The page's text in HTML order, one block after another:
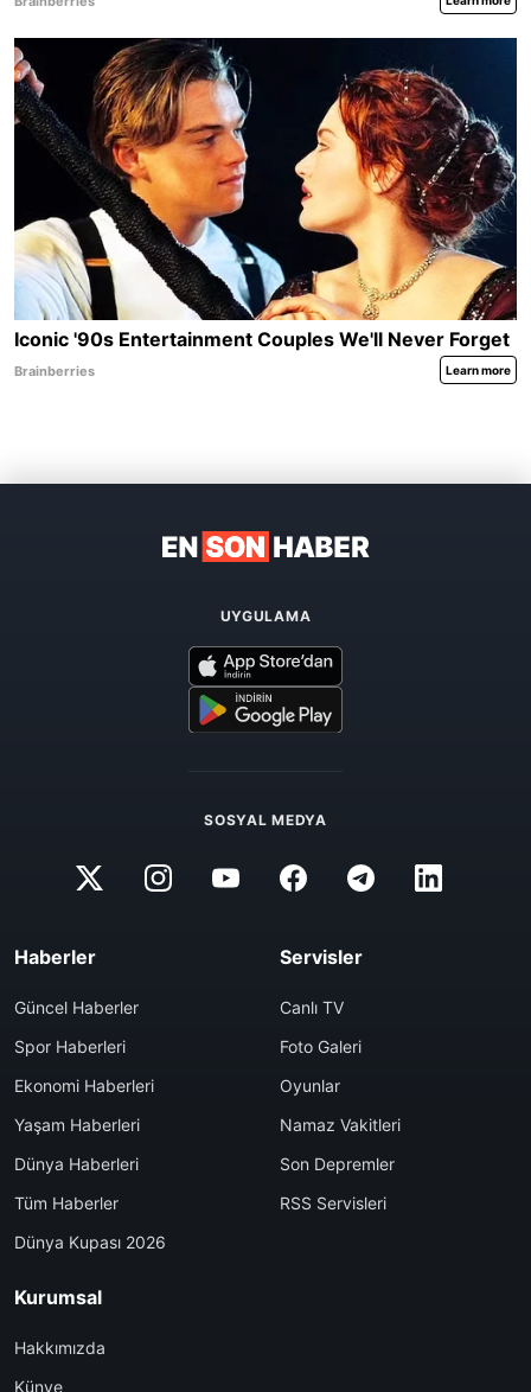
UYGULAMA
SOSYAL MEDYA
Haberler
Güncel Haberler
Spor Haberleri
Ekonomi Haberleri
Yaşam Haberleri
Dünya Haberleri
Tüm Haberler
Dünya Kupası 2026
Servisler
Canlı TV
Foto Galeri
Oyunlar
Namaz Vakitleri
Son Depremler
RSS Servisleri
Kurumsal
Hakkımızda
Künye